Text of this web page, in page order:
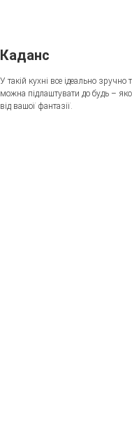
Каданс
У такій кухні все ідеально
можна підлаштувати до будь –
від вашої фантазії.